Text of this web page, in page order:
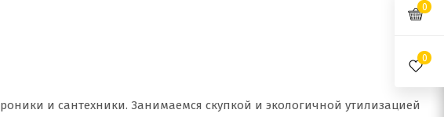
и сантехники. Занимаемся скупкой и экологичной утилизацией
0
0